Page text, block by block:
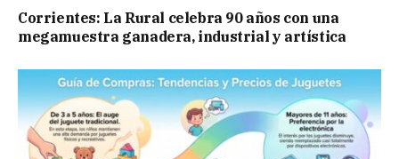
Corrientes: La Rural celebra 90 años con una
megamuestra ganadera, industrial y artística